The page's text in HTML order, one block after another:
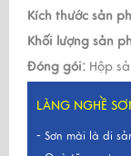
Kích thước sản
Khối lượng sản
Đóng gói: Hộp
LÀNG NGHỀ
- Sơn mài là di